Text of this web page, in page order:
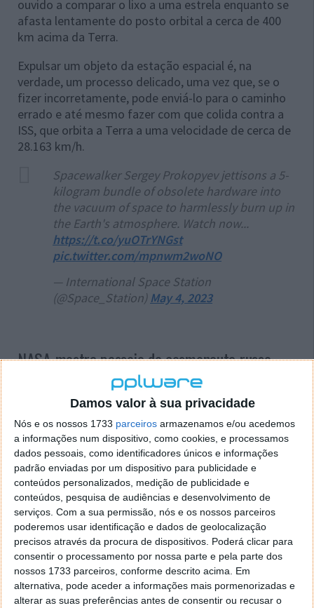
Damos valor à sua privacidade
Nós e os nossos 1733 parceiros armazenamos e/ou acedemos
a informações num dispositivo, como cookies, e processamos
dados pessoais, como identificadores únicos e informações
padrão enviadas por um dispositivo para publicidade e
conteúdos personalizados, medição de publicidade e
conteúdos, pesquisa de audiências e desenvolvimento de
serviços. Com a sua permissão, nós e os nossos parceiros
poderemos usar identificação e dados de geolocalização
precisos através da procura de dispositivos. Poderá clicar para
consentir o processamento por nossa parte e pela parte dos
nossos 1733 parceiros, conforme descrito acima. Em
alternativa, pode aceder a informações mais pormenorizadas e
alterar as suas preferências antes de consentir ou recusar o
ouvido a comparar o lixo a uma estrela enquanto se
afasta lentamente do posto orbital a cerca de 400
km acima da Terra.
Expulsar um objeto da estação espacial é, na
verdade, um processo delicado, uma vez que, se o
fizer incorretamente, pode enviá-lo para o caminho
errado e até mesmo fazer com que colida contra a
ISS, que orbita a Terra a uma velocidade de cerca de
28.163 km/h.
Spacewalker Sergey Prokopyev jettisons a 5-
kilogram bundle of obsolete hardware into
the vacuum of space to harmlessly burn up in
the Earth's atmosphere. Watch now...
https://t.co/yuOTrYNGst
pic.twitter.com/mpnwm2woNO
— International Space Station
(@Space_Station) May 4, 2023
NASA mostra passeio de cosmonauta russo
O veterano engenheiro da NASA Mike Engle
como se faz, descrevendo-o como "um simples
passeio até ao contentor do lixo". Engle disse que o
facto de um objeto descartado voltar e atingir a
Estação Espacial era "uma possibilidade assustadora
no estranho domínio da mecânica orbital".
Segundo o engenheiro da NASA, os cálculos sugerem
que empurrar um objeto para longe "os 5 cm por
segundo dentro de um cone de 30 graus centrado
numa linha diretamente oposta à direção em que a
ISS viajava enquanto orbitava a Terra seria suficiente"
para uma eliminação segura.